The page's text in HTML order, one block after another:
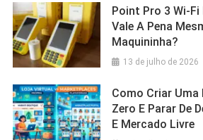
Point Pro 3 Wi‑Fi
Vale A Pena
Maquininha?
13 de julho de 2026
Como Criar
Zero E Parar De
E Mercado Livre